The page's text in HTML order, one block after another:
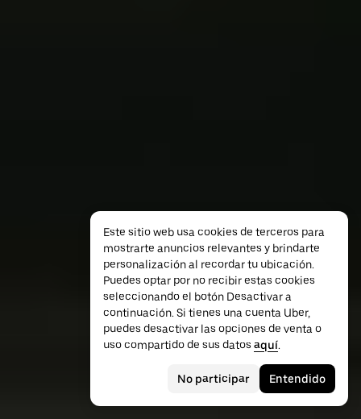
Este sitio web usa cookies de terceros para
mostrarte anuncios relevantes y brindarte
personalización al recordar tu ubicación.
Puedes optar por no recibir estas cookies
seleccionando el botón Desactivar a
continuación. Si tienes una cuenta Uber,
puedes desactivar las opciones de venta o
uso compartido de sus datos aquí.
No participar Entendido